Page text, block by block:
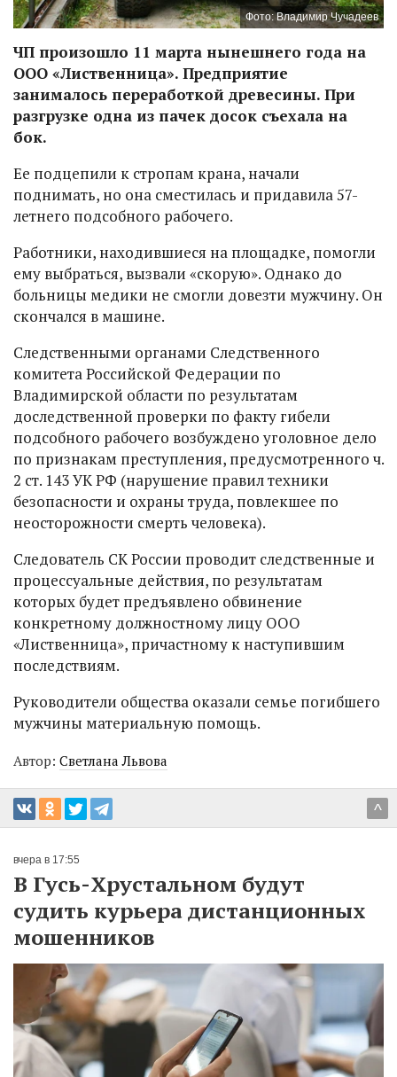
Фото: Владимир Чучадеев
ЧП произошло 11 марта нынешнего года на
ООО «Лиственница». Предприятие
занималось переработкой древесины. При
разгрузке одна из пачек досок съехала на
бок.
Ее подцепили к стропам крана, начали
поднимать, но она сместилась и придавила 57-
летнего подсобного рабочего.
Работники, находившиеся на площадке, помогли
ему выбраться, вызвали «скорую». Однако до
больницы медики не смогли довезти мужчину. Он
скончался в машине.
Следственными органами Следственного
комитета Российской Федерации по
Владимирской области по результатам
доследственной проверки по факту гибели
подсобного рабочего возбуждено уголовное дело
по признакам преступления, предусмотренного ч.
2 ст. 143 УК РФ (нарушение правил техники
безопасности и охраны труда, повлекшее по
неосторожности смерть человека).
Следователь СК России проводит следственные и
процессуальные действия, по результатам
которых будет предъявлено обвинение
конкретному должностному лицу ООО
«Лиственница», причастному к наступившим
последствиям.
Руководители общества оказали семье погибшего
мужчины материальную помощь.
Автор: Светлана Львова
^
вчера в 17:55
В Гусь-Хрустальном будут
судить курьера дистанционных
мошенников